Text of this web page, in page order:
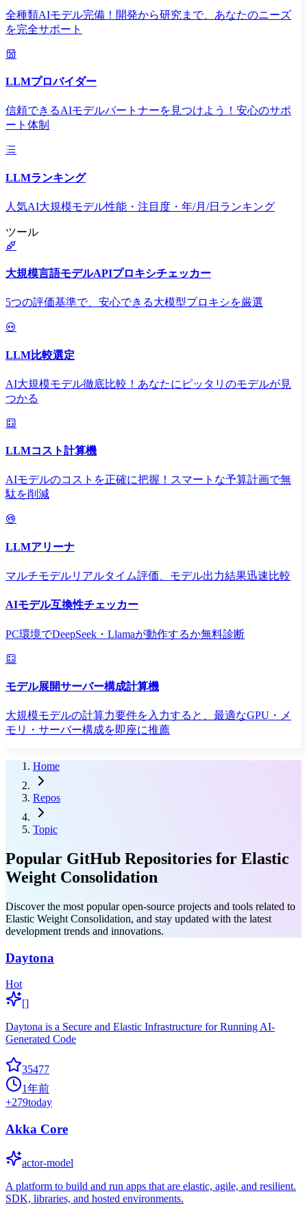
全種類AIモデル完備！開発から研究まで、あなたのニーズ
を完全サポート
LLMプロバイダー
信頼できるAIモデルパートナーを見つけよう！安心のサポ
ート体制
LLMランキング
人気AI大規模モデル性能・注目度・年/月/日ランキング
ツール
大規模言語モデルAPIプロキシチェッカー
5つの評価基準で、安心できる大模型プロキシを厳選
LLM比較選定
AI大規模モデル徹底比較！あなたにピッタリのモデルが見
つかる
LLMコスト計算機
AIモデルのコストを正確に把握！スマートな予算計画で無
駄を削減
LLMアリーナ
マルチモデルリアルタイム評価、モデル出力結果迅速比較
AIモデル互換性チェッカー
PC環境でDeepSeek・Llamaが動作するか無料診断
モデル展開サーバー構成計算機
大規模モデルの計算力要件を入力すると、最適なGPU・メ
モリ・サーバー構成を即座に推薦
Home
Repos
Topic
Popular GitHub Repositories for Elastic
Weight Consolidation
Discover the most popular open-source projects and tools related to
Elastic Weight Consolidation, and stay updated with the latest
development trends and innovations.
Daytona
Hot
[]
Daytona is a Secure and Elastic Infrastructure for Running AI-
Generated Code
35477
1年前
+279today
Akka Core
actor-model
A platform to build and run apps that are elastic, agile, and resilient.
SDK, libraries, and hosted environments.